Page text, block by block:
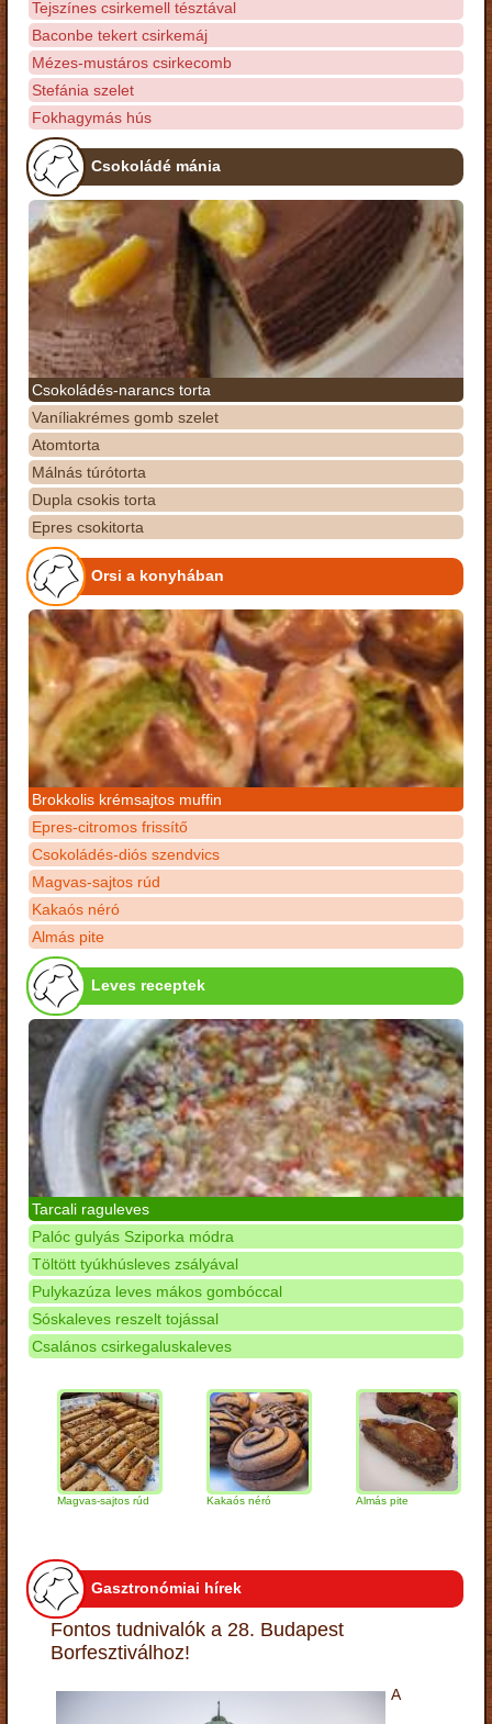
Tejszínes csirkemell tésztával
Baconbe tekert csirkemáj
Mézes-mustáros csirkecomb
Stefánia szelet
Fokhagymás hús
Csokoládé mánia
Csokoládés-narancs torta
Vaníliakrémes gomb szelet
Atomtorta
Málnás túrótorta
Dupla csokis torta
Epres csokitorta
Orsi a konyhában
Brokkolis krémsajtos muffin
Epres-citromos frissítő
Csokoládés-diós szendvics
Magvas-sajtos rúd
Kakaós néró
Almás pite
Leves receptek
Tarcali raguleves
Palóc gulyás Sziporka módra
Töltött tyúkhúsleves zsályával
Pulykazúza leves mákos gombóccal
Sóskaleves reszelt tojással
Csalános csirkegaluskaleves
Magvas-sajtos rúd Kakaós néró Almás pite
Gasztronómiai hírek
Fontos tudnivalók a 28. Budapest
Borfesztiválhoz!
A